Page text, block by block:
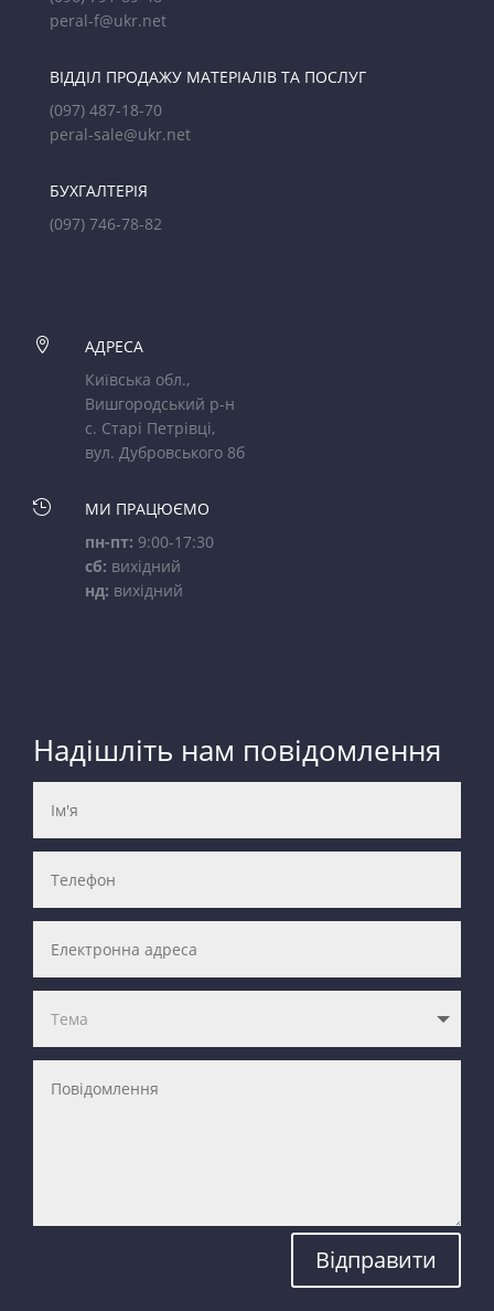
peral-f@ukr.net
ВІДДІЛ ПРОДАЖУ МАТЕРІАЛІВ ТА ПОСЛУГ
(097) 487-18-70
peral-sale@ukr.net
БУХГАЛТЕРІЯ
(097) 746-78-82

АДРЕСА
Київська обл.,
Вишгородський р-н
с. Старі Петрівці,
вул. Дубровського 8б

МИ ПРАЦЮЄМО
пн-пт: 9:00-17:30
сб: вихідний
нд: вихідний
Надішліть нам повідомлення
Відправити